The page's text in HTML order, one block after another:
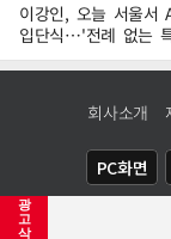
광
고
삭
이강인, 오늘 서울서
입단식…'전례 없는
회사소개
PC화면